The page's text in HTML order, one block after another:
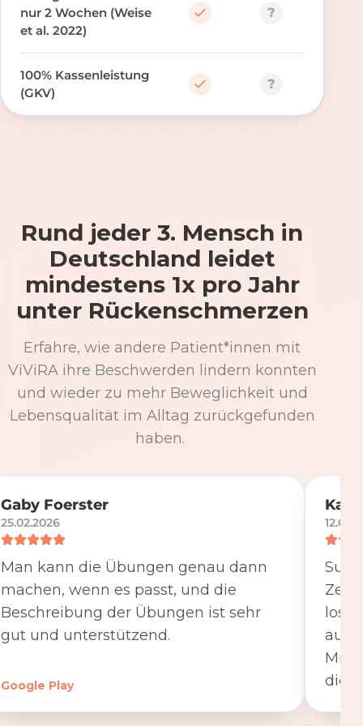
nur 2 Wochen (Weise
et al. 2022)
?
100% Kassenleistung
(GKV)
?
Rund jeder 3. Mensch in
Deutschland leidet
mindestens 1x pro Jahr
unter Rückenschmerzen
Erfahre, wie andere Patient*innen mit
ViViRA ihre Beschwerden lindern konnten
und wieder zu mehr Beweglichkeit und
Lebensqualität im Alltag zurückgefunden
haben.
Gaby Foerster
25.02.2026
Man kann die Übungen genau dann
machen, wenn es passt, und die
Beschreibung der Übungen ist sehr
gut und unterstützend.
Google Play
Zeit
die